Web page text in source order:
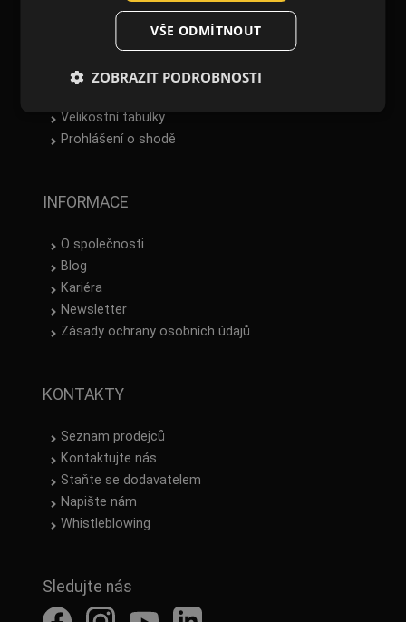
KE STAŽENÍ
Normy
Velikostní tabulky
Prohlášení o shodě
INFORMACE
O společnosti
Blog
Kariéra
Newsletter
Zásady ochrany osobních údajů
KONTAKTY
Seznam prodejců
Kontaktujte nás
Staňte se dodavatelem
Napište nám
Whistleblowing
Sledujte nás
DUTCH
LATVIAN
VŠE ODMÍTNOUT
ZOBRAZIT PODROBNOSTI